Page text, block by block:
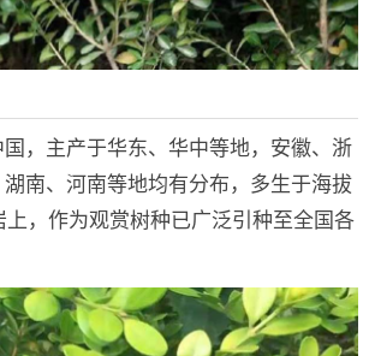
，主产于华东、华中等地，安徽、浙
南、河南等地均有分布，多生于海拔
上，作为观赏树种已广泛引种至全国各